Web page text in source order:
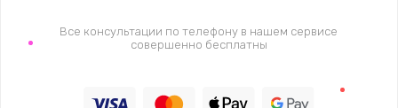
1400 руб.
Все консультации по телефону в нашем сервисе
совершенно бесплатны